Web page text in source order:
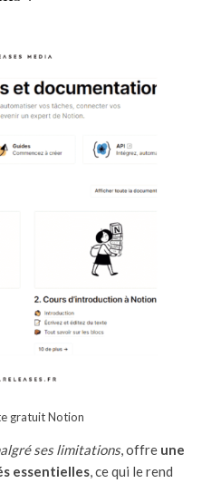
gratuit Notion
ses limitations, offre une
essentielles, ce qui le rend